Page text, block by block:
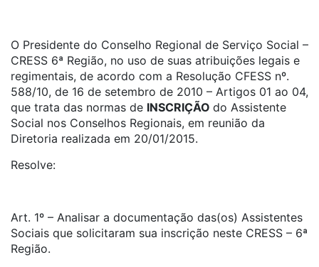
O Presidente do Conselho Regional de Serviço Social –
CRESS 6ª Região, no uso de suas atribuições legais e
regimentais, de acordo com a Resolução CFESS nº.
588/10, de 16 de setembro de 2010 – Artigos 01 ao 04,
que trata das normas de INSCRIÇÃO do Assistente
Social nos Conselhos Regionais, em reunião da
Diretoria realizada em 20/01/2015.
Resolve:
Art. 1º – Analisar a documentação das(os) Assistentes
Sociais que solicitaram sua inscrição neste CRESS – 6ª
Região.